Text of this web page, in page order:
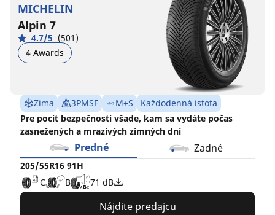
MICHELIN
Alpin 7
4.7/5 (501)
4 Awards
Zima 3PMSF M+S
Každodenná istota
Pre pocit bezpečnosti všade, kam sa vydáte počas
zasnežených a mrazivých zimných dní
Predné Zadné
205/55R16 91H
C
B 71 dB
Nájdite predajcu